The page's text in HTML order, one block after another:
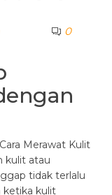
0
Merawat Kulit
kulit atau
tidak terlalu
ketika kulit